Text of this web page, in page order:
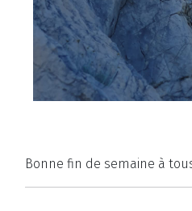
Bonne fin de semaine à